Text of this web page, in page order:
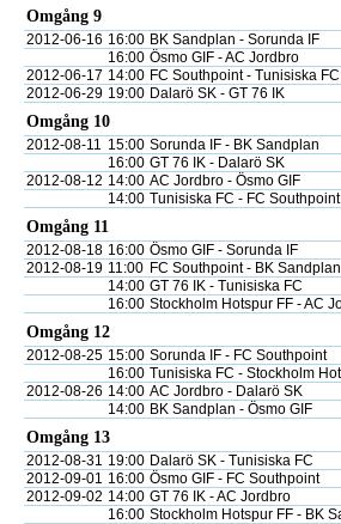
Omgång 9
2012-06-16 16:00 BK Sandplan - Sorunda IF
16:00 Ösmo GIF - AC Jordbro
2012-06-17 14:00 FC Southpoint - Tunisiska FC
2012-06-29 19:00 Dalarö SK - GT 76 IK
Omgång 10
2012-08-11 15:00 Sorunda IF - BK Sandplan
16:00 GT 76 IK - Dalarö SK
2012-08-12 14:00 AC Jordbro - Ösmo GIF
14:00 Tunisiska FC - FC Southpoint
Omgång 11
2012-08-18 16:00 Ösmo GIF - Sorunda IF
2012-08-19 11:00 FC Southpoint - BK Sandplan
14:00 GT 76 IK - Tunisiska FC
16:00 Stockholm Hotspur FF - AC
Omgång 12
2012-08-25 15:00 Sorunda IF - FC Southpoint
16:00 Tunisiska FC - Stockholm
2012-08-26 14:00 AC Jordbro - Dalarö SK
14:00 BK Sandplan - Ösmo GIF
Omgång 13
2012-08-31 19:00 Dalarö SK - Tunisiska FC
2012-09-01 16:00 Ösmo GIF - FC Southpoint
2012-09-02 14:00 GT 76 IK - AC Jordbro
16:00 Stockholm Hotspur FF - BK